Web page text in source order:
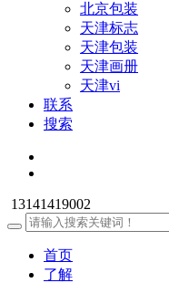
北京包装
天津标志
天津包装
天津画册
天津vi
联系
搜索
13141419002
首页
了解